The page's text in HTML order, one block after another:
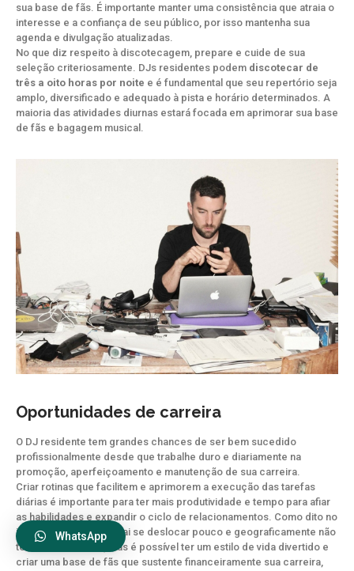
sua base de fãs. É importante manter uma consistência que atraia o
interesse e a confiança de seu público, por isso mantenha sua
agenda e divulgação atualizadas.
No que diz respeito à discotecagem, prepare e cuide de sua
seleção criteriosamente. DJs residentes podem discotecar de
três a oito horas por noite e é fundamental que seu repertório seja
amplo, diversificado e adequado à pista e horário determinados. A
maioria das atividades diurnas estará focada em aprimorar sua base
de fãs e bagagem musical.
Oportunidades de carreira
O DJ residente tem grandes chances de ser bem sucedido
profissionalmente desde que trabalhe duro e diariamente na
promoção, aperfeiçoamento e manutenção de sua carreira.
Criar rotinas que facilitem e aprimorem a execução das tarefas
diárias é importante para ter mais produtividade e tempo para afiar
as habilidades e expandir o ciclo de relacionamentos. Como dito no
início, o DJ residente vai se deslocar pouco e geograficamente não
terá muito alcance, mas é possível ter um estilo de vida divertido e
criar uma base de fãs que sustente financeiramente sua carreira,
WhatsApp